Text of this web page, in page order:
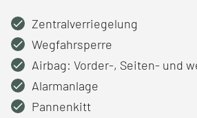
Zentralverriegelung
Wegfahrsperre
Airbag: Vorder-, Seiten- und
Alarmanlage
Pannenkitt